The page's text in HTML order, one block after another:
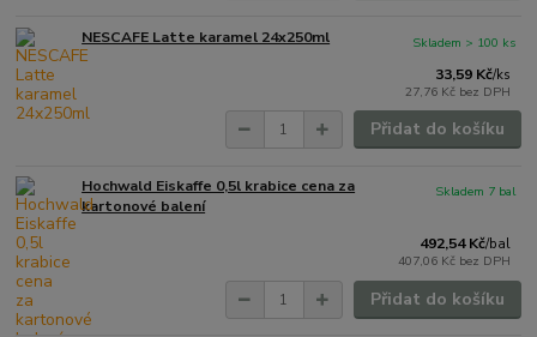
NESCAFE Latte karamel 24x250ml
33,59 Kč/ks
27,76 Kč bez DPH
Skladem > 100 ks
Přidat do košíku
Hochwald Eiskaffe 0,5l krabice cena za
kartonové balení
492,54 Kč/bal
407,06 Kč bez DPH
Skladem 7 bal
Přidat do košíku